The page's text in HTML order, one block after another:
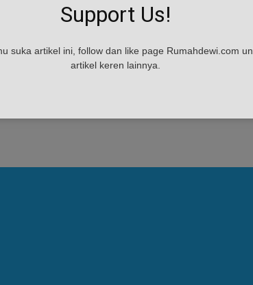
Support Us!
suka artikel ini, follow dan like page Rumahdewi.com
artikel keren lainnya.